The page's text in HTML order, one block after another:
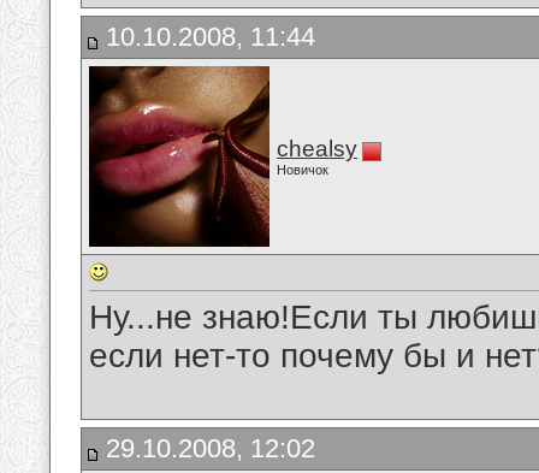
10.10.2008, 11:44
chealsy
Новичок
Ну...не знаю!Если ты
если нет-то почему бы и
29.10.2008, 12:02